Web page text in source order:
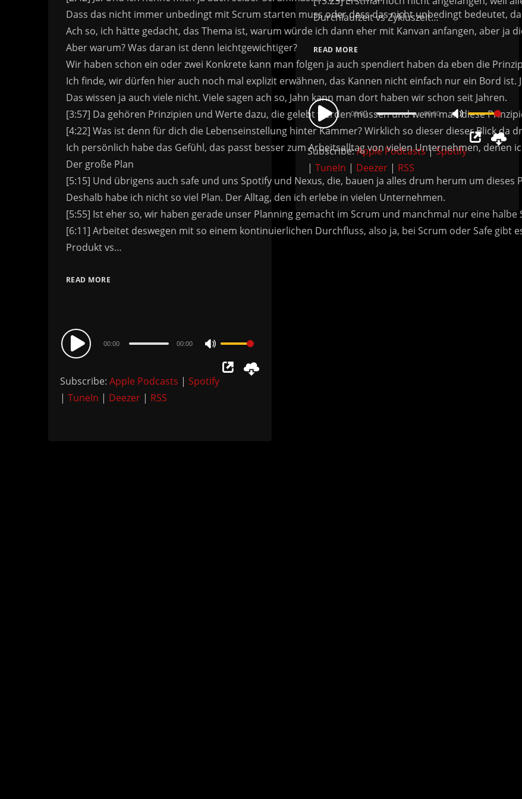
READ MORE
Audio
Player
00:00 00:00
Use
Up/Down
Arrow
to
or
decrease
Subscribe:Apple Podcasts|Spotify
| TuneIn | Deezer| RSS
Dass das nicht immer unbedingt mit Scrum starten muss oder dass das nicht unbedingt bedeutet,
Ach so, ich hätte gedacht, das Thema ist, warum würde ich dann eher mit Kanvan anfangen, aber ja
Aber warum? Was daran ist denn leichtgewichtiger?
Wir haben schon ein oder zwei Konkrete kann man folgen ja auch spendiert haben da eben die
Ich finde, wir dürfen hier auch noch mal explizit erwähnen, das Kannen nicht einfach nur ein Bord
Das wissen ja auch viele nicht. Viele sagen ach so, Jahn kann man dort haben wir schon seit Jahren.
[3:57] Da gehören Prinzipien und Werte dazu, die gelebt werden müssen und wenn man diese
[4:22] Was ist denn für dich die Lebenseinstellung hinter Kammer? Wirklich so dieser dieser Blick
Ich persönlich habe das Gefühl, das passt besser zum Arbeitsalltag von vielen Unternehmen,
Der große Plan
[5:15] Und übrigens auch safe und uns Spotify und Nexus, die, bauen ja alles drum herum um
Deshalb habe ich nicht so viel Plan. Der Alltag, den ich erlebe in vielen Unternehmen.
[5:55] Ist eher so, wir haben gerade unser Planning gemacht im Scrum und manchmal nur eine
[6:11] Arbeitet deswegen mit so einem kontinuierlichen Durchfluss, also ja, bei Scrum oder Safe
Produkt vs…
READ MORE
Audio
Player
00:00 00:00
Up/Down
Subscribe: Apple Podcasts | Spotify
| TuneIn | Deezer| RSS